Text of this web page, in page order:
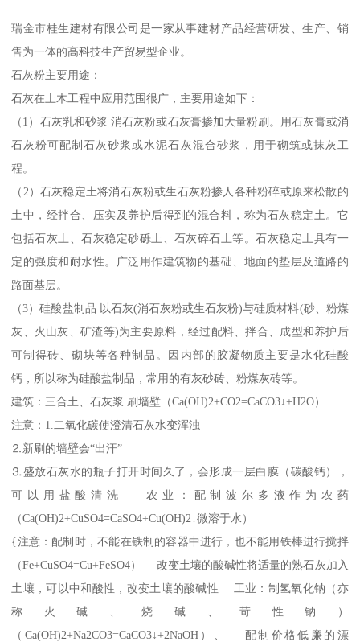
瑞金市桂生建材有限公司是一家从事建材产品经营研发、生产、销
售为一体的高科技生产贸易型企业。
石灰粉主要用途：
石灰在土木工程中应用范围很广，主要用途如下：
（1）石灰乳和砂浆 消石灰粉或石灰膏掺加大量粉刷。用石灰膏或消
石灰粉可配制石灰砂浆或水泥石灰混合砂浆，用于砌筑或抹灰工
程。
（2）石灰稳定土将消石灰粉或生石灰粉掺人各种粉碎或原来松散的
土中，经拌合、压实及养护后得到的混合料，称为石灰稳定土。它
包括石灰土、石灰稳定砂砾土、石灰碎石土等。石灰稳定土具有一
定的强度和耐水性。广泛用作建筑物的基础、地面的垫层及道路的
路面基层。
（3）硅酸盐制品 以石灰(消石灰粉或生石灰粉)与硅质材料(砂、粉煤
灰、火山灰、矿渣等)为主要原料，经过配料、拌合、成型和养护后
可制得砖、砌块等各种制品。因内部的胶凝物质主要是水化硅酸
钙，所以称为硅酸盐制品，常用的有灰砂砖、粉煤灰砖等。
建筑：三合土、石灰浆.刷墙壁（Ca(OH)2+CO2=CaCO3↓+H2O）
注意：1.二氧化碳使澄清石灰水变浑浊
⒉新刷的墙壁会“出汗”
⒊盛放石灰水的瓶子打开时间久了，会形成一层白膜（碳酸钙），
可以用盐酸清洗 农业：配制波尔多液作为农药
（Ca(OH)2+CuSO4=CaSO4+Cu(OH)2↓微溶于水）
{注意：配制时，不能在铁制的容器中进行，也不能用铁棒进行搅拌
（Fe+CuSO4=Cu+FeSO4） 改变土壤的酸碱性将适量的熟石灰加入
土壤，可以中和酸性，改变土壤的酸碱性 工业：制氢氧化钠（亦
称火碱、烧碱、苛性钠）
（Ca(OH)2+Na2CO3=CaCO3↓+2NaOH）、 配制价格低廉的漂